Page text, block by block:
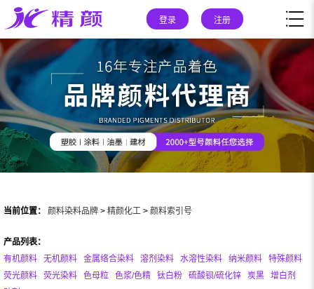
登录 注册
当前位置： 颜料染料品牌 > 精颜化工 > 颜料索引号
产品列表：
有机颜料
无机颜料 金属络合染料 溶剂染料 水溶性染料 纳米颜料
特殊颜料
荧光颜料
荧光染料 色母粒 色浆/色精 钛白粉 硫酸钡/硫化锌 炭黑
增白剂